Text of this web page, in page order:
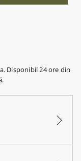
Disponibil 24 ore din